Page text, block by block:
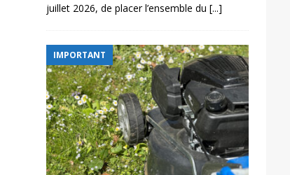
juillet 2026, de placer l’ensemble du [...]
IMPORTANT